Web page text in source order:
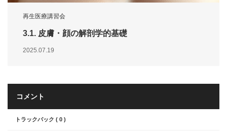
再生医療講習会
3.1. 皮膚・顔の解剖学的基礎
2025.07.19
コメント
トラックバック ( 0 )